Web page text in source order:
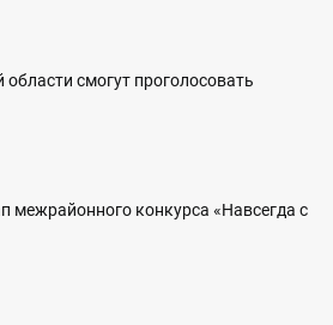
смогут проголосовать
межрайонного конкурса «Навсегда с